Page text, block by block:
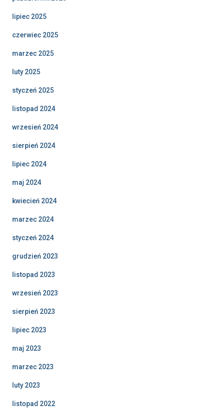
lipiec 2025
czerwiec 2025
marzec 2025
luty 2025
styczeń 2025
listopad 2024
wrzesień 2024
sierpień 2024
lipiec 2024
maj 2024
kwiecień 2024
marzec 2024
styczeń 2024
grudzień 2023
listopad 2023
wrzesień 2023
sierpień 2023
lipiec 2023
maj 2023
marzec 2023
luty 2023
listopad 2022